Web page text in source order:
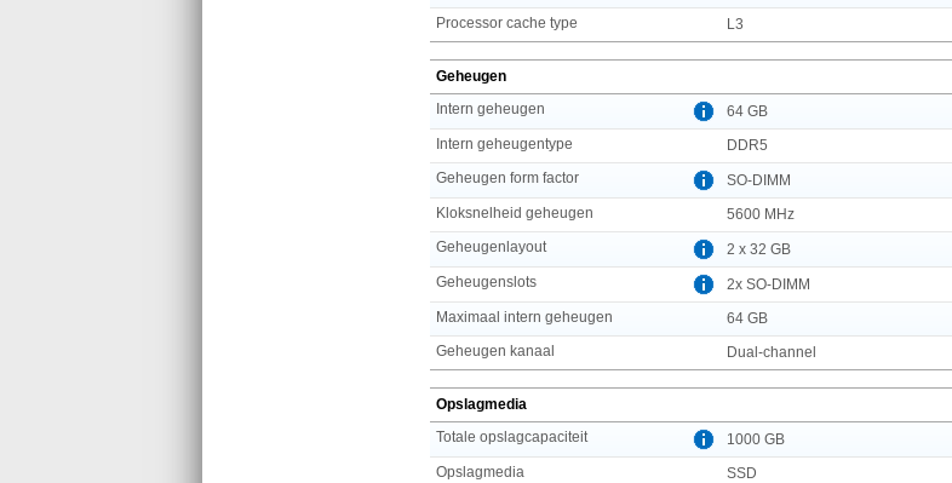
Processor cache type
L3
Geheugen
Intern geheugen
64 GB
Intern geheugentype
DDR5
Geheugen form factor
SO-DIMM
Kloksnelheid geheugen
5600 MHz
Geheugenlayout
2 x 32 GB
Geheugenslots
2x SO-DIMM
Maximaal intern geheugen
64 GB
Geheugen kanaal
Dual-channel
Opslagmedia
Totale opslagcapaciteit
1000 GB
Opslagmedia
SSD